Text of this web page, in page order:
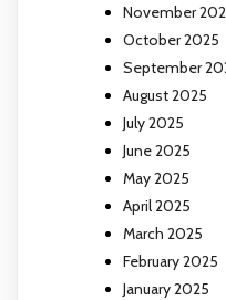
November
October 2025
September
August 2025
July 2025
June 2025
May 2025
April 2025
March 2025
February 2025
January 2025